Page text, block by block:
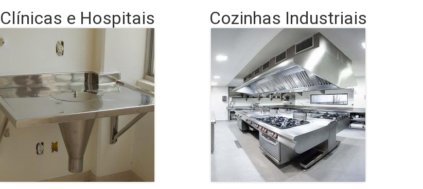
Clínicas e Hospitais Cozinhas Industriais